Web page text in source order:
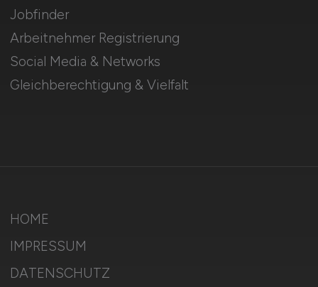
Jobfinder
Arbeitnehmer Registrierung
Social Media & Networks
Gleichberechtigung & Vielfalt
HOME
IMPRESSUM
DATENSCHUTZ